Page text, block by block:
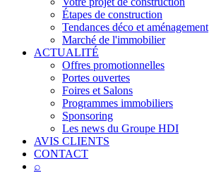
Étapes de construction
Tendances déco et aménagement
Marché de l'immobilier
ACTUALITÉ
Offres promotionnelles
Portes ouvertes
Foires et Salons
Programmes immobiliers
Sponsoring
Les news du Groupe HDI
AVIS CLIENTS
CONTACT
⌕